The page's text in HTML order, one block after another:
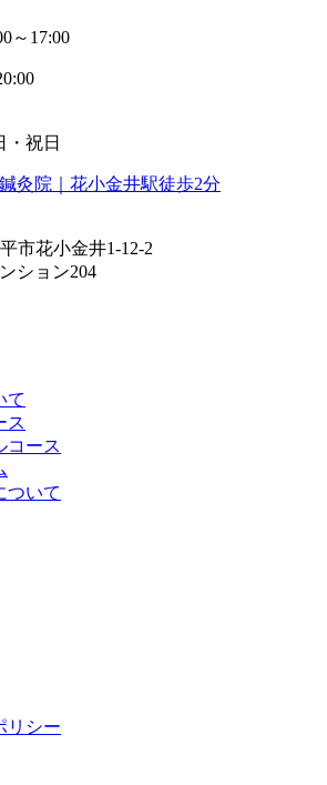
～17:00
・祝日
市花小金井1-12-2
ション204
て
ス
コース
ついて
リシー